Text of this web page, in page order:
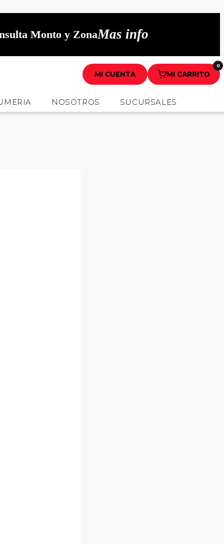
Monto y ZonaMas info
MI CUENTA MI CARRITO
0
NOSOTROS SUCURSALES